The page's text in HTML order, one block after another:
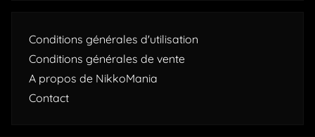
Conditions générales d'utilisation
Conditions générales de vente
A propos de NikkoMania
Contact